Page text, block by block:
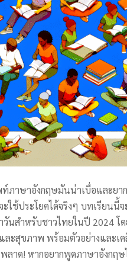
ท์ภาษาอังกฤษมันน่าเบื่อและย
ะใช้ประโยคได้จริงๆ บทเรียน
วันสำหรับชาวไทยในปี 2024
ะสุขภาพ พร้อมตัวอย่างและเ
าด! หากอยากพูดภาษาอังกฤษ